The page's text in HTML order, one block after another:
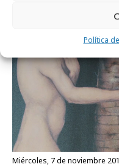
Política
miércoles, 7 de noviembre